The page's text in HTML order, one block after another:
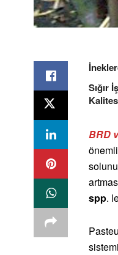
Sığır
BRD
spp.